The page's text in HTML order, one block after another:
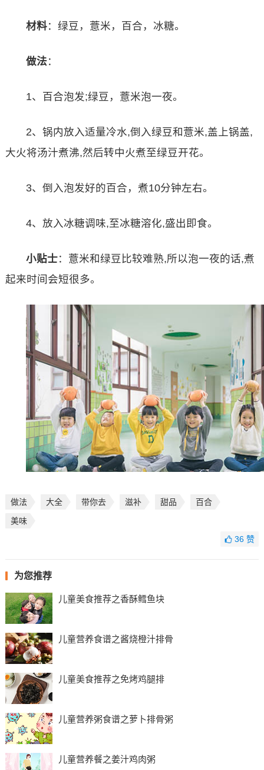
材料：绿豆，薏米，百合，冰糖。
做法：
1、百合泡发;绿豆，薏米泡一夜。
2、锅内放入适量冷水,倒入绿豆和薏米,盖上锅盖,
大火将汤汁煮沸,然后转中火煮至绿豆开花。
3、倒入泡发好的百合，煮10分钟左右。
4、放入冰糖调味,至冰糖溶化,盛出即食。
小贴士：薏米和绿豆比较难熟,所以泡一夜的话,煮
起来时间会短很多。
做法 大全 带你去 滋补 甜品
百合
美味
36赞
为您推荐
儿童美食推荐之香酥鳕鱼块
儿童营养食谱之酱烧橙汁排骨
儿童美食推荐之免烤鸡腿排
儿童营养粥食谱之萝卜排骨粥
儿童营养餐之姜汁鸡肉粥